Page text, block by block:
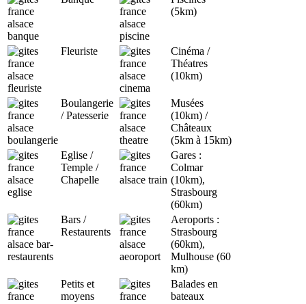
(5km)
Fleuriste
Cinéma /
Théatres
(10km)
Boulangerie
/ Patesserie
Musées
(10km) /
Châteaux
(5km à 15km)
Eglise /
Temple /
Chapelle
Gares :
Colmar
(10km),
Strasbourg
(60km)
Bars /
Restaurents
Aeroports :
Strasbourg
(60km),
Mulhouse (60
km)
Petits et
moyens
Balades en
bateaux